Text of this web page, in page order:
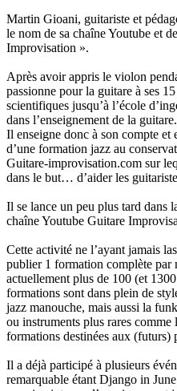
Martin Gioani, guitariste et
le nom de sa chaîne Youtube et
Improvisation ».
Après avoir appris le violon
passionne pour la guitare à ses
scientifiques jusqu’à l’école
dans l’enseignement de la guitare.
Il enseigne donc à son compte et
d’une formation jazz au
Guitare-improvisation.com sur
dans le but… d’aider les
Il se lance un peu plus tard dans
chaîne Youtube Guitare
Cette activité ne l’ayant jamais
publier 1 formation complète par
actuellement plus de 100 (et
formations sont dans plein de
jazz manouche, mais aussi la
ou instruments plus rares
formations destinées aux (futurs)
Il a déjà participé à plusieurs
remarquable étant Django in